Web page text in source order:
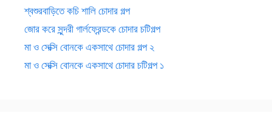
শ্বশুরবাড়িতে কচি শালি চোদার গল্প
জোর করে সুন্দরী গার্লফ্রেন্ডকে চোদার চটিগল্প
মা ও সেক্সি বোনকে একসাথে চোদার গল্প ২
মা ও সেক্সি বোনকে একসাথে চোদার চটিগল্প ১